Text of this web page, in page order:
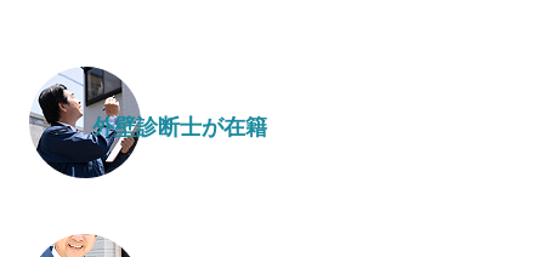
外壁診断士が在籍